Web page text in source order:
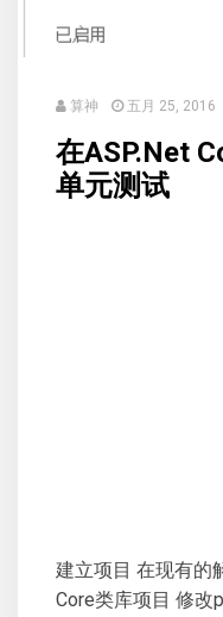
算神 五月 25, 2016
在ASP.Net
单元测试
建立项目 在现有的
Core类库项目 修改